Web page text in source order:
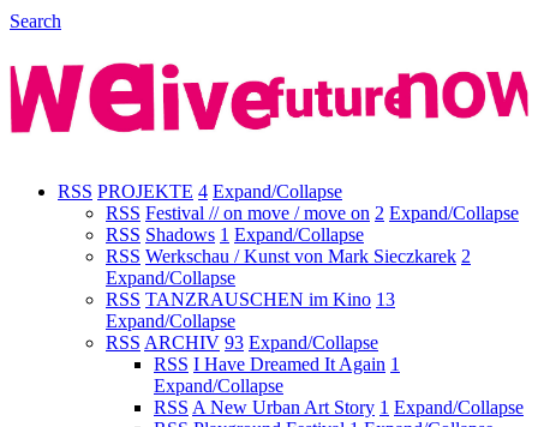
Search
RSS PROJEKTE 4 Expand/Collapse
RSS Festival // on move / move on 2 Expand/Collapse
RSS Shadows 1 Expand/Collapse
RSS Werkschau / Kunst von Mark Sieczkarek 2
Expand/Collapse
RSS TANZRAUSCHEN im Kino 13
Expand/Collapse
RSS ARCHIV 93 Expand/Collapse
RSS I Have Dreamed It Again 1
Expand/Collapse
RSS A New Urban Art Story 1 Expand/Collapse